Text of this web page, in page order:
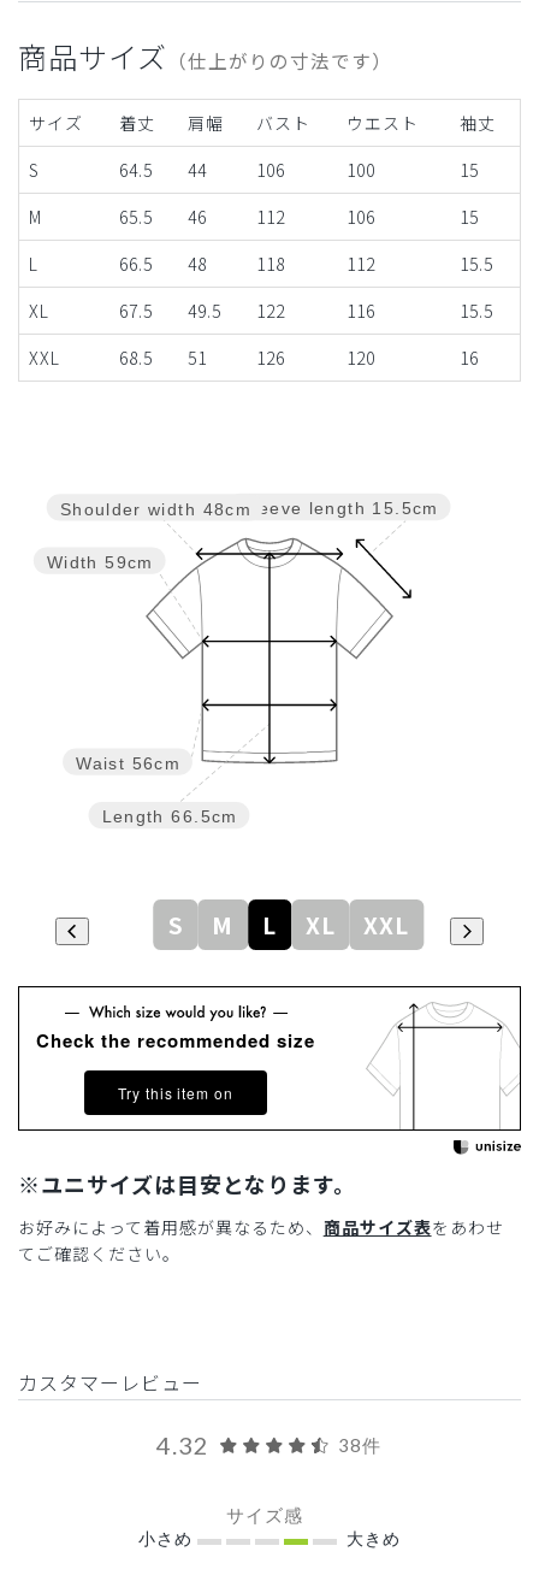
商品サイズ （仕上がりの寸法です）
サイズ 着丈 肩幅 バスト ウエスト
袖丈
S
64.5 44 106 100
15
M
65.5 46 112 106
15
L
66.5 48 118 112
15.5
XL
67.5 49.5 122 116
15.5
XXL
68.5 51 126 120 16
Sleeve length 15.5cm
Length 66.5cm
Waist 56cm
Width 59cm
Shoulder width 48cm
S M L XL XXL
Check the recommended size
Try this item on
※ユニサイズは目安となります。
お好みによって着用感が異なるため、 商品サイズ表をあわせ
てご確認ください。
カスタマーレビュー
4.32 38件
サイズ感
小さめ 大きめ